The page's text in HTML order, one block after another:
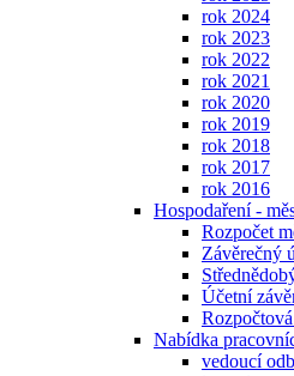
rok 2024
rok 2023
rok 2022
rok 2021
rok 2020
rok 2019
rok 2018
rok 2017
rok 2016
Hospodaření -
Rozpočet
Závěrečný
Účetní
Nabídka
vedoucí